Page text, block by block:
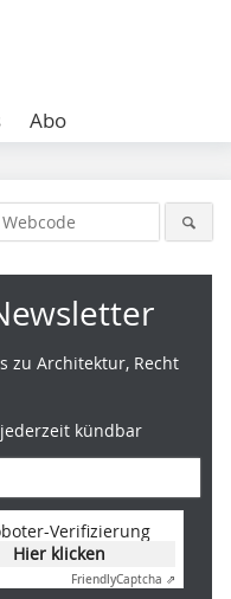
Abo
zu Architektur, Recht
kündbar
Verifizierung
Hier klicken
FriendlyCaptcha ⇗